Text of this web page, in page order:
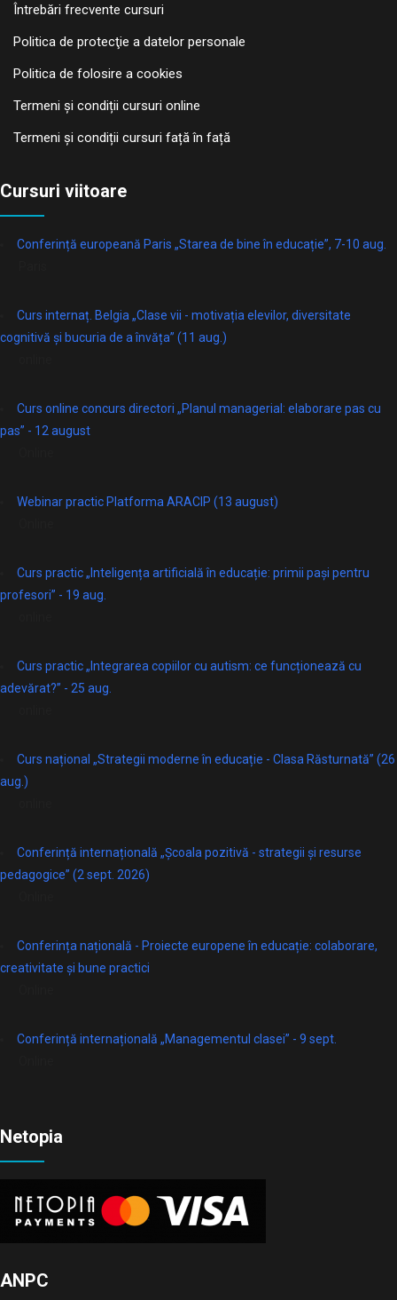
Întrebări frecvente cursuri
Politica de protecţie a datelor personale
Politica de folosire a cookies
Termeni și condiții cursuri online
Termeni și condiții cursuri față în față
Cursuri viitoare
Conferință europeană Paris „Starea de bine în educație”, 7-10 aug.
Curs internaț. Belgia „Clase vii - motivația elevilor, diversitate
cognitivă și bucuria de a învăța” (11 aug.)
Curs online concurs directori „Planul managerial: elaborare pas cu
pas” - 12 august
Webinar practic Platforma ARACIP (13 august)
Curs practic „Inteligența artificială în educație: primii pași pentru
profesori” - 19 aug.
Curs practic „Integrarea copiilor cu autism: ce funcționează cu
adevărat?” - 25 aug.
Curs național „Strategii moderne în educație - Clasa Răsturnată” (26
aug.)
Conferință internațională „Școala pozitivă - strategii și resurse
pedagogice” (2 sept. 2026)
Conferința națională - Proiecte europene în educație: colaborare,
creativitate și bune practici
Conferință internațională „Managementul clasei” - 9 sept.
Netopia
ANPC